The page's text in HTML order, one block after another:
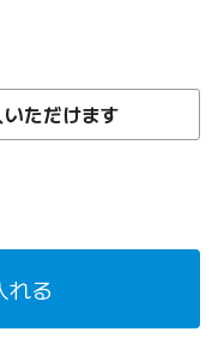
ただけます
れる